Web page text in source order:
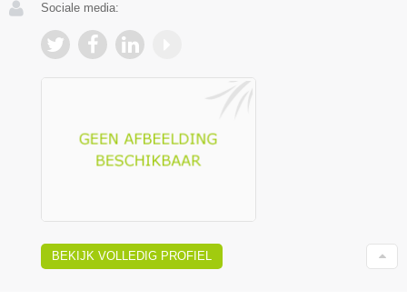
Sociale media:
BEKIJK VOLLEDIG PROFIEL